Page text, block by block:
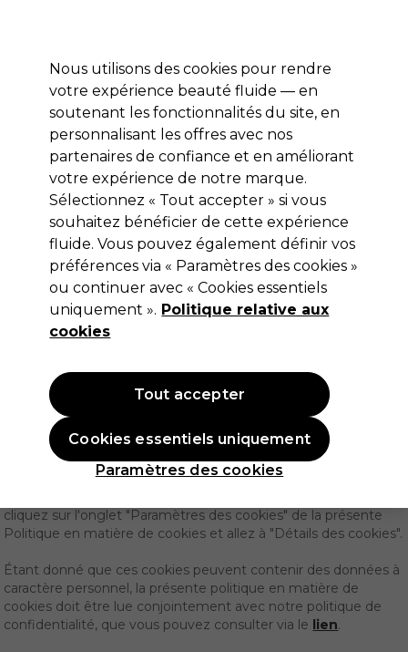
Se connecter
Marques Bons plans 🌟 Coiffure Electro et Matériel
Livraison le lendemain*
Après expédition, du lundi au vendredi
POLITIQUE EN MATIÈRE DE COOKIES
L'administrateur de ce site web est Pro-Duo S.A. (« Pro-Duo »)
PRO-DUO S.A.
Traktaatweg 1
B-9000 Gand
RPR/RPM Gent
La présente politique en matière de cookies vous donne de
plus amples informations sur les cookies que Pro-Duo utilise
sur ce site web, sur leur objectif et leur durée de vie, et vous
indique si vous avez le droit de refuser ces cookies.
cliquez sur l'onglet "Paramètres des cookies" de la présente
Politique en matière de cookies et allez à "Détails des cookies".
Étant donné que ces cookies peuvent contenir des données à
caractère personnel, la présente politique en matière de
cookies doit être lue conjointement avec notre politique de
confidentialité, que vous pouvez consulter via le lien.
Nous utilisons des cookies pour rendre
votre expérience beauté fluide — en
soutenant les fonctionnalités du site, en
personnalisant les offres avec nos
partenaires de confiance et en améliorant
votre expérience de notre marque.
Sélectionnez « Tout accepter » si vous
souhaitez bénéficier de cette expérience
fluide. Vous pouvez également définir vos
préférences via « Paramètres des cookies »
ou continuer avec « Cookies essentiels
uniquement ». Politique relative aux
cookies
Paramètres des cookies
Cookies essentiels uniquement
Tout accepter